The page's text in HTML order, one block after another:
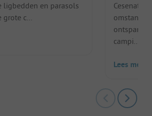
ligbedden en parasols
grote c...
campi...
Lees meer